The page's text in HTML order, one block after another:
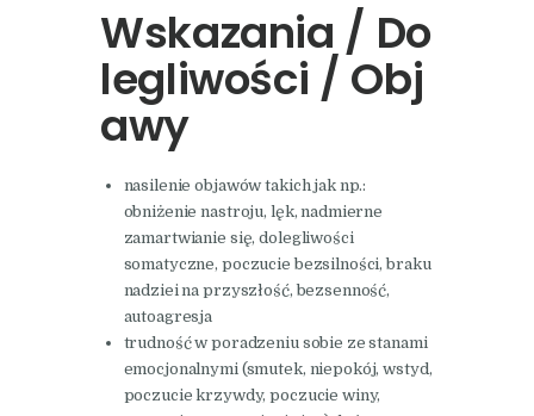
Wskazania / Do
legliwości / Obj
awy
nasilenie objawów takich jak np.:
obniżenie nastroju, lęk, nadmierne
zamartwianie się, dolegliwości
somatyczne, poczucie bezsilności, braku
nadziei na przyszłość, bezsenność,
autoagresja
trudność w poradzeniu sobie ze stanami
emocjonalnymi (smutek, niepokój, wstyd,
poczucie krzywdy, poczucie winy,